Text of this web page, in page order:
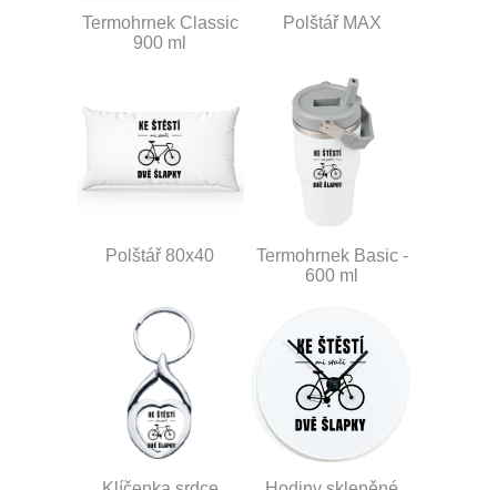
Termohrnek Classic
900 ml
Polštář MAX
Polštář 80x40
Termohrnek Basic -
600 ml